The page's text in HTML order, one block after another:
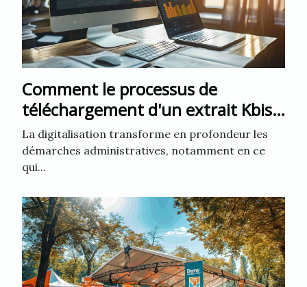
Comment le processus de
téléchargement d'un extrait Kbis a
évolué
La digitalisation transforme en profondeur les
démarches administratives, notamment en ce
qui...